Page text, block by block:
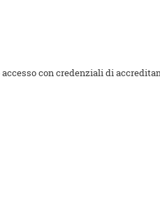
con credenziali di